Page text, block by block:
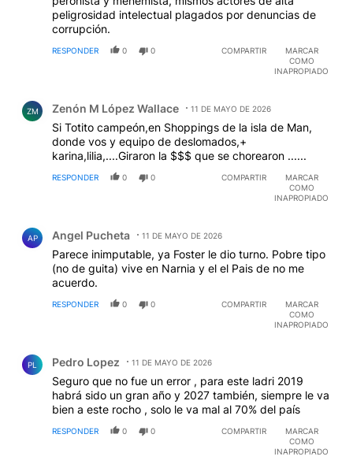
peligrosidad intelectual plagados por denuncias de
corrupción.
RESPONDER 0 0 COMPARTIR
MARCAR
COMO
INAPROPIADO
ZM Zenón M López Wallace 11 DE MAYO DE 2026
Si Totito campeón,en Shoppings de la isla de Man,
donde vos y equipo de deslomados,+
karina,lilia,....Giraron la $$$ que se chorearon ......
RESPONDER 0 0 COMPARTIR
MARCAR
COMO
INAPROPIADO
AP Angel Pucheta 11 DE MAYO DE 2026
Parece inimputable, ya Foster le dio turno. Pobre tipo
(no de guita) vive en Narnia y el el Pais de no me
acuerdo.
RESPONDER 0 0 COMPARTIR
MARCAR
COMO
INAPROPIADO
PL Pedro Lopez 11 DE MAYO DE 2026
Seguro que no fue un error , para este ladri 2019
habrá sido un gran año y 2027 también, siempre le va
bien a este rocho , solo le va mal al 70% del país
RESPONDER 0 0 COMPARTIR
MARCAR
COMO
INAPROPIADO